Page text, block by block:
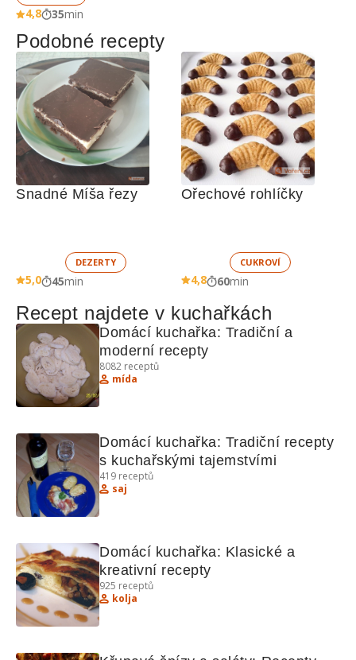
4,8 35min
Podobné recepty
Snadné Míša řezy
DEZERTY
5,0 45min
Ořechové rohlíčky
CUKROVÍ
4,8 60min
Recept najdete v kuchařkách
Domácí kuchařka: Tradiční a
moderní recepty
8082 receptů
mída
Domácí kuchařka: Tradiční recepty
s kuchařskými tajemstvími
419 receptů
saj
Domácí kuchařka: Klasické a
kreativní recepty
925 receptů
kolja